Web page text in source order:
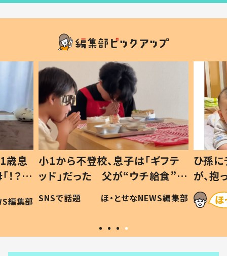
歳息
？」
編集部
小1から不登校、息子は「ギフテ
ッド」だった 父が“ウチ給食”を
作り続ける理由とは #令和の親
#令和の子
SNSで話題 ほ・とせなNEWS編集部
ひ孫
が、
「涙が
い」